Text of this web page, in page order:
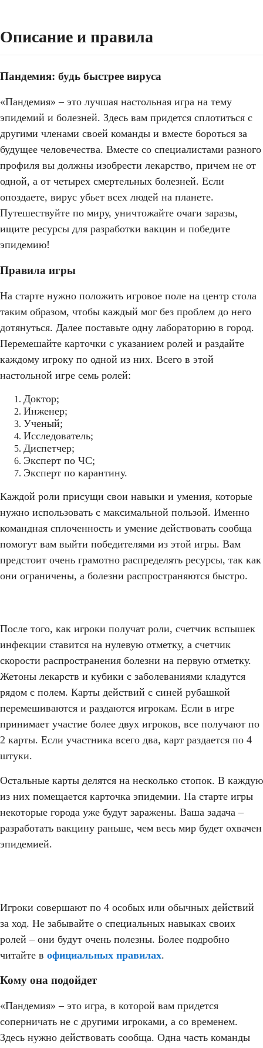
Описание и правила
Пандемия: будь быстрее вируса
«Пандемия» – это лучшая настольная игра на тему
эпидемий и болезней. Здесь вам придется сплотиться с
другими членами своей команды и вместе бороться за
будущее человечества. Вместе со специалистами разного
профиля вы должны изобрести лекарство, причем не от
одной, а от четырех смертельных болезней. Если
опоздаете, вирус убьет всех людей на планете.
Путешествуйте по миру, уничтожайте очаги заразы,
ищите ресурсы для разработки вакцин и победите
эпидемию!
Правила игры
На старте нужно положить игровое поле на центр стола
таким образом, чтобы каждый мог без проблем до него
дотянуться. Далее поставьте одну лабораторию в город.
Перемешайте карточки с указанием ролей и раздайте
каждому игроку по одной из них. Всего в этой
настольной игре семь ролей:
Доктор;
Инженер;
Ученый;
Исследователь;
Диспетчер;
Эксперт по ЧС;
Эксперт по карантину.
Каждой роли присущи свои навыки и умения, которые
нужно использовать с максимальной пользой. Именно
командная сплоченность и умение действовать сообща
помогут вам выйти победителями из этой игры. Вам
предстоит очень грамотно распределять ресурсы, так как
они ограничены, а болезни распространяются быстро.
После того, как игроки получат роли, счетчик вспышек
инфекции ставится на нулевую отметку, а счетчик
скорости распространения болезни на первую отметку.
Жетоны лекарств и кубики с заболеваниями кладутся
рядом с полем. Карты действий с синей рубашкой
перемешиваются и раздаются игрокам. Если в игре
принимает участие более двух игроков, все получают по
2 карты. Если участника всего два, карт раздается по 4
штуки.
Остальные карты делятся на несколько стопок. В каждую
из них помещается карточка эпидемии. На старте игры
некоторые города уже будут заражены. Ваша задача –
разработать вакцину раньше, чем весь мир будет охвачен
эпидемией.
Игроки совершают по 4 особых или обычных действий
за ход. Не забывайте о специальных навыках своих
ролей – они будут очень полезны. Более подробно
читайте в официальных правилах.
Кому она подойдет
«Пандемия» – это игра, в которой вам придется
соперничать не с другими игроками, а со временем.
Здесь нужно действовать сообща. Одна часть команды